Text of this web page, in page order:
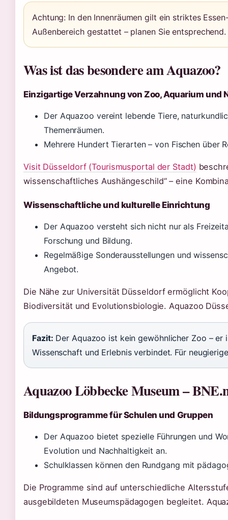
Achtung: In den Innenräumen gilt ein striktes
Außenbereich gestattet – planen Sie entsprechend.
Was ist das besondere am Aquazoo?
Einzigartige Verzahnung von Zoo, Aquarium und
Der Aquazoo vereint lebende Tiere,
Themenräumen.
Mehrere Hundert Tierarten – von Fischen über
Visit Düsseldorf (Tourismusportal der Stadt)
wissenschaftliches Aushängeschild“ – eine
Wissenschaftliche und kulturelle Einrichtung
Der Aquazoo versteht sich nicht nur als
Forschung und Bildung.
Regelmäßige Sonderausstellungen und
Angebot.
Die Nähe zur Universität Düsseldorf ermöglicht
Biodiversität und Evolutionsbiologie. Aquazoo
Fazit: Der Aquazoo ist kein gewöhnlicher Zoo – er
Wissenschaft und Erlebnis verbindet. Für
Aquazoo Löbbecke Museum –
Bildungsprogramme für Schulen und Gruppen
Der Aquazoo bietet spezielle Führungen und
Evolution und Nachhaltigkeit an.
Schulklassen können den Rundgang mit
Die Programme sind auf unterschiedliche
ausgebildeten Museumspädagogen begleitet.